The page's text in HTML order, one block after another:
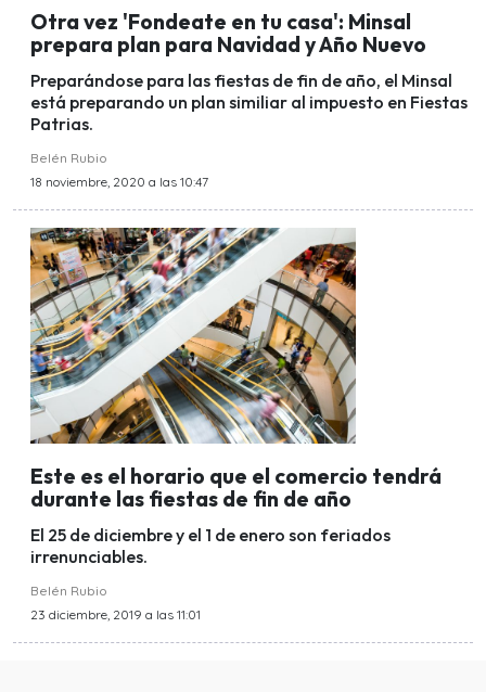
Otra vez 'Fondeate en tu casa': Minsal
prepara plan para Navidad y Año Nuevo
Preparándose para las fiestas de fin de año, el Minsal
está preparando un plan similiar al impuesto en Fiestas
Patrias.
Belén Rubio
18 noviembre, 2020 a las 10:47
Este es el horario que el comercio tendrá
durante las fiestas de fin de año
El 25 de diciembre y el 1 de enero son feriados
irrenunciables.
Belén Rubio
23 diciembre, 2019 a las 11:01